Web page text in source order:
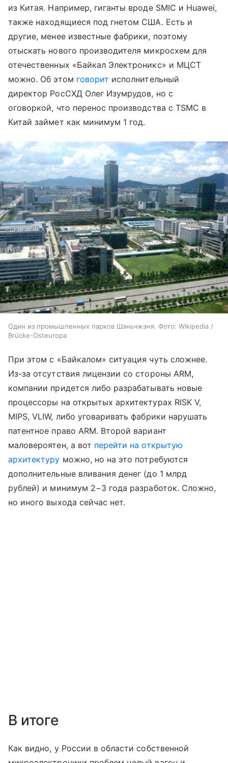
из Китая. Например, гиганты вроде SMIC и Huawei,
также находящиеся под гнетом США. Есть и
другие, менее известные фабрики, поэтому
отыскать нового производителя микросхем для
отечественных «Байкал Электроникс» и МЦСТ
можно. Об этом говорит исполнительный
директор РосСХД Олег Изумрудов, но с
оговоркой, что перенос производства с TSMC в
Китай займет как минимум 1 год.
Один из промышленных парков Шэньчжэня. Фото: Wikipedia /
Brücke-Osteuropa
При этом с «Байкалом» ситуация чуть сложнее.
Из-за отсутствия лицензии со стороны ARM,
компании придется либо разрабатывать новые
процессоры на открытых архитектурах RISK V,
MIPS, VLIW, либо уговаривать фабрики нарушать
патентное право ARM. Второй вариант
маловероятен, а вот перейти на открытую
архитектуру можно, но на это потребуются
дополнительные вливания денег (до 1 млрд
рублей) и минимум 2−3 года разработок. Сложно,
но иного выхода сейчас нет.
В итоге
Как видно, у России в области собственной